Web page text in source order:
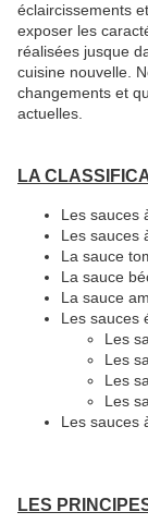
éclaircissements
exposer les
réalisées jusque
cuisine nouvelle.
changements et
actuelles.
LA
Les sauces
Les sauces
La sauce
La sauce
La sauce
Les sauces
Les
Les
Les
Les
Les sauces
LES